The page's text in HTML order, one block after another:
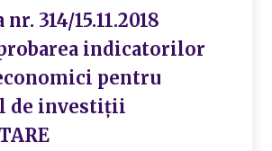
314/15.11.2018
indicatorilor
pentru
de investiții